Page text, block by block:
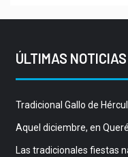
ÚLTIMAS NOTICIAS
Tradicional Gallo de
Aquel diciembre, en
Las tradicionales fiestas